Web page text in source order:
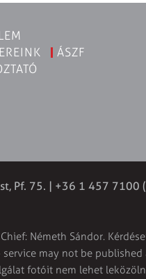
ÁSZF
Pf. 75. | +36 1 457
Németh Sándor.
service may not be
fotóit nem lehet